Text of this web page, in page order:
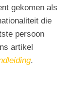
gekomen als
die
persoon
artikel
.